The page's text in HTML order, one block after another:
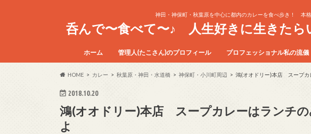
神田・神保町・秋葉原を中心に都内のカレーを食べ歩き！ 本
呑んで〜食べて〜♪ 人生好きに生きたら
ホーム 管理人(たこさん)のプロフィール プロフェッショナル私の流儀
HOME カレー 秋葉原・神田・水道橋 神保町・小川町周辺 鴻(オオドリー)本店 スープカ
2018.10.20
鴻(オオドリー)本店 スープカレーはランチ
よ